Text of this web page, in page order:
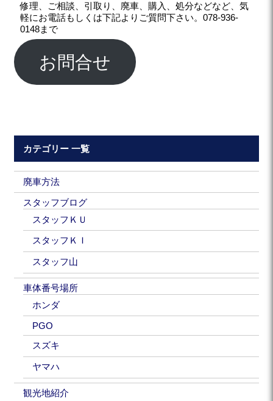
修理、ご相談、引取り、廃車、購入、処分などなど、気
軽にお電話もしくは下記よりご質問下さい。078-936-
0148まで
お問合せ
カテゴリー 一覧
廃車方法
スタッフブログ
スタッフＫＵ
スタッフＫＩ
スタッフ山
車体番号場所
ホンダ
PGO
スズキ
ヤマハ
観光地紹介